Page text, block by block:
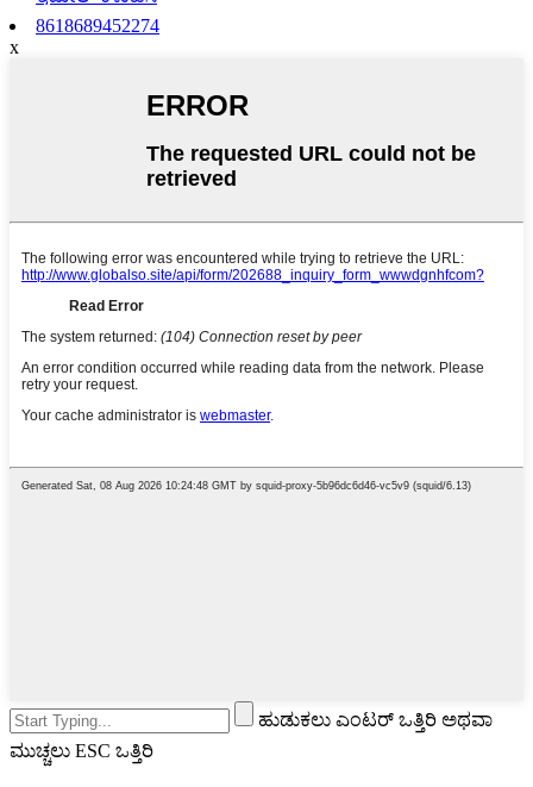
8618689452274
x
ಹುಡುಕಲು ಎಂಟರ್ ಒತ್ತಿರಿ ಅಥವಾ
ಮುಚ್ಚಲು ESC ಒತ್ತಿರಿ